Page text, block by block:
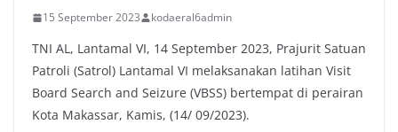
15 September 2023 kodaeral6admin
TNI AL, Lantamal VI, 14 September 2023, Prajurit Satuan
Patroli (Satrol) Lantamal VI melaksanakan latihan Visit
Board Search and Seizure (VBSS) bertempat di perairan
Kota Makassar, Kamis, (14/ 09/2023).